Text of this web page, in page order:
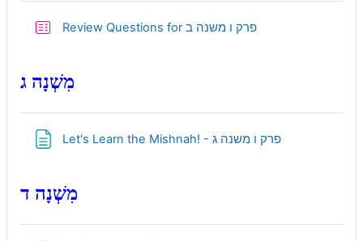
Review Questions for פרק ו משנה בQuiz
מִשְׁנָה ג
Let's Learn the Mishnah! - פרק ו משנה גPage
מִשְׁנָה ד